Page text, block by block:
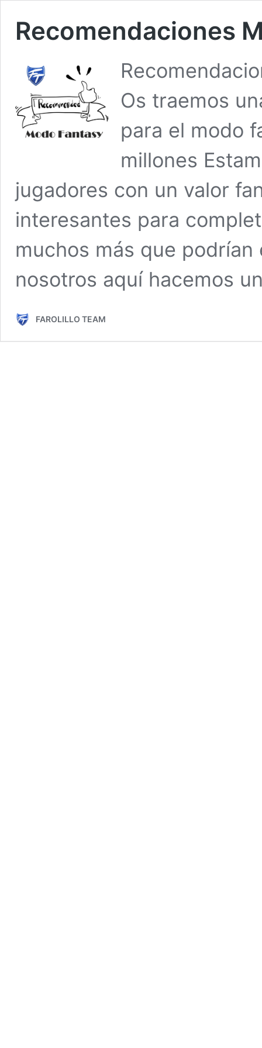
Recomendaciones
Os traemos
para el modo
millones
jugadores con un valor
interesantes para
muchos más que
nosotros aquí hacemos
FAROLILLO TEAM